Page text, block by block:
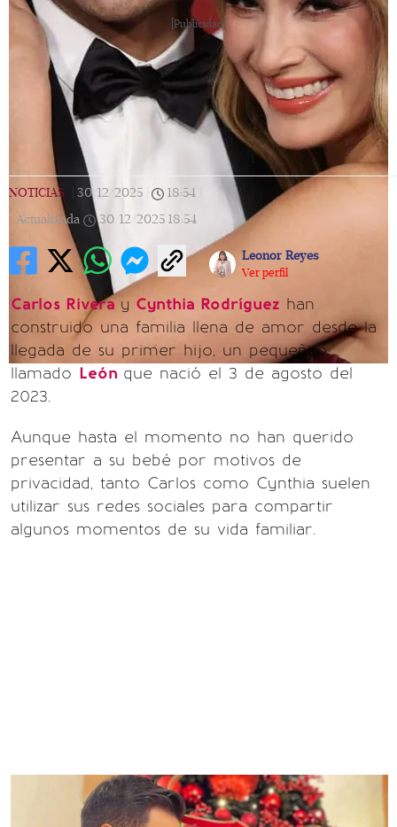
[Publicidad]
NOTICIAS 30/12/2025 18:54
Actualizada
30/12/2025 18:54
Leonor Reyes
Ver perfil
Carlos Rivera y Cynthia Rodríguez han
construido una familia llena de amor desde la
llegada de su primer hijo, un pequeñito
llamado León que nació el 3 de agosto del
2023.
Aunque hasta el momento no han querido
presentar a su bebé por motivos de
privacidad, tanto Carlos como Cynthia suelen
utilizar sus redes sociales para compartir
algunos momentos de su vida familiar.